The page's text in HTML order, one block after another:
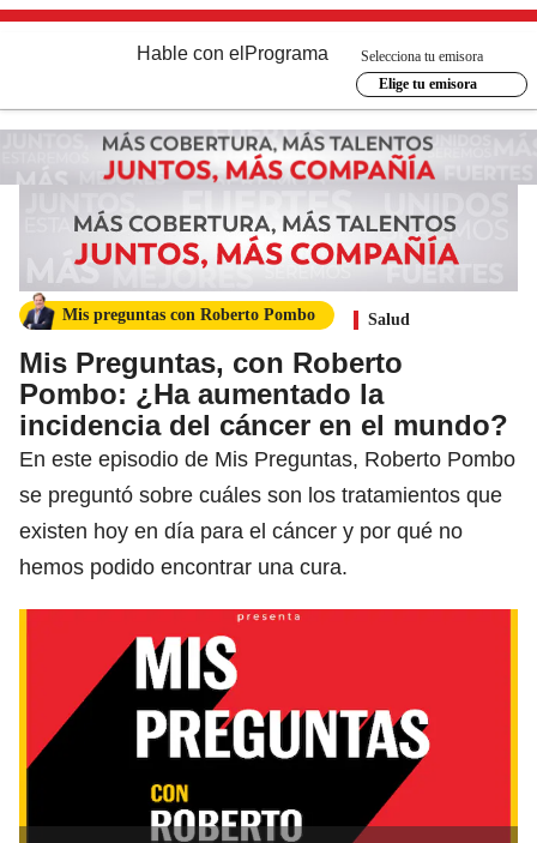
Hable con el Programa
Selecciona tu emisora
Elige tu emisora
Mis preguntas con Roberto Pombo Salud
Mis Preguntas, con Roberto
Pombo: ¿Ha aumentado la
incidencia del cáncer en el mundo?
En este episodio de Mis Preguntas, Roberto Pombo
se preguntó sobre cuáles son los tratamientos que
existen hoy en día para el cáncer y por qué no
hemos podido encontrar una cura.